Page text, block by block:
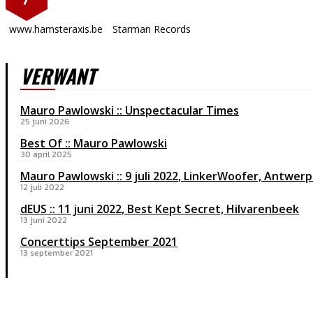
www.hamsteraxis.be Starman Records
VERWANT
Mauro Pawlowski :: Unspectacular Times
25 juni 2026
Best Of :: Mauro Pawlowski
30 april 2025
Mauro Pawlowski 9 juli 2022 LinkerWoofer,
12 juli 2022
dEUS 11 juni 2022 Best Kept Secret, Hilvarenbeek
13 juni 2022
Concerttips September 2021
13 september 2021